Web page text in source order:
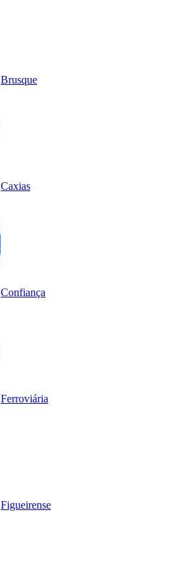
Brusque
Caxias
Confiança
Ferroviária
Figueirense